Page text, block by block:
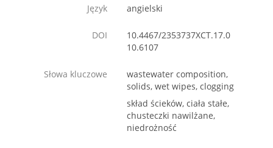
Język angielski
DOI
10.4467/2353737XCT.17.0
10.6107
Słowa kluczowe
wastewater composition,
solids, wet wipes, clogging
skład ścieków, ciała stałe,
chusteczki nawilżane,
niedrożność